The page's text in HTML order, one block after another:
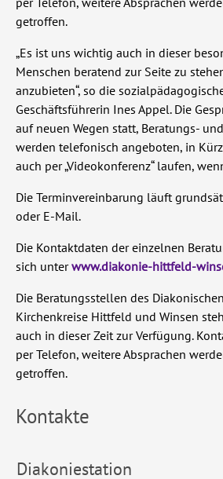
getroffen.
„Es ist uns wichtig auch in dieser
Menschen beratend zur Seite zu
anzubieten“, so die
Geschäftsführerin Ines Appel. Die
auf neuen Wegen statt, Beratungs-
werden telefonisch angeboten, in
auch per „Videokonferenz“ laufen,
Die Terminvereinbarung läuft
oder E-Mail.
Die Kontaktdaten der einzelnen
sich unterwww.diakonie-hittfeld-
Die Beratungsstellen des
Kirchenkreise Hittfeld und Winsen
auch in dieser Zeit zur Verfügung.
per Telefon, weitere Absprachen
getroffen.
Kontakte
Diakoniestation